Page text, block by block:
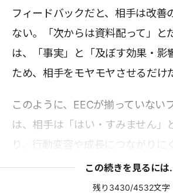
フィードバックだと、相手は改善
ない。「次からは資料配って」と
は、「事実」と「及ぼす効果・影
ため、相手をモヤモヤさせるだけ
このように、EECが揃っていない
は、相手は「はい・すみません」
り、行動変容や成長につながりに
この続きを見るには
残り3430/4532文字